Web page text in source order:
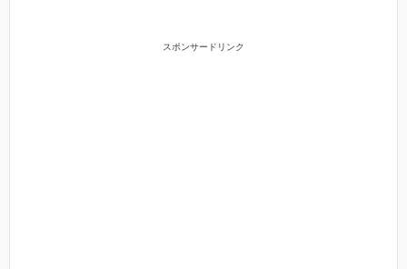
スポンサードリンク